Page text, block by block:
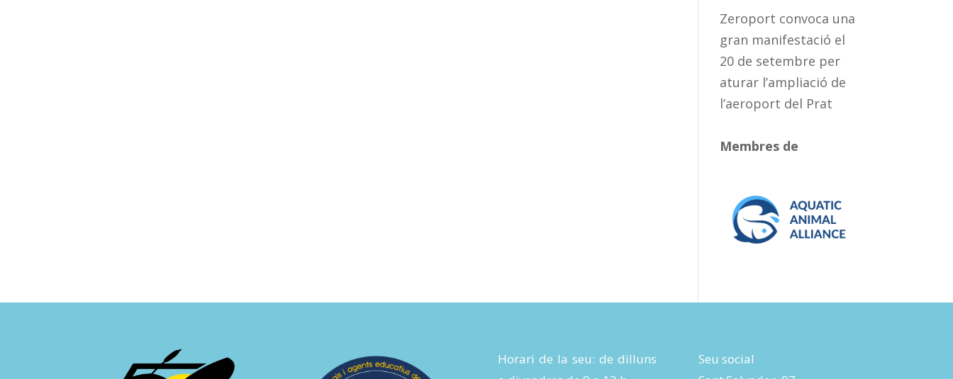
Zeroport convoca una
gran manifestació el
20 de setembre per
aturar l’ampliació de
l’aeroport del Prat
Membres de
Horari de la seu: de dilluns
Seu social